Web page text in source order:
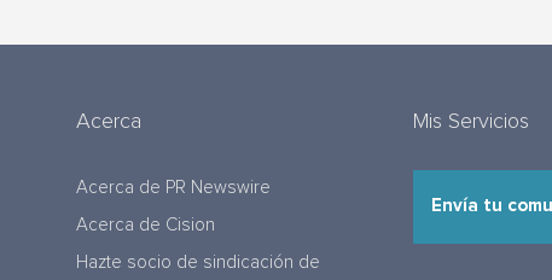
Acerca
Acerca de PR Newswire
Acerca de Cision
Hazte socio de sindicación de
Mis Servicios
Envía tu